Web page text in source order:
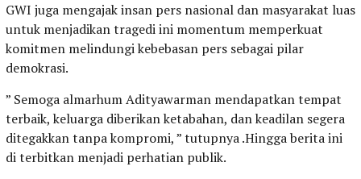
GWI juga mengajak insan pers nasional dan masyarakat luas
untuk menjadikan tragedi ini momentum memperkuat
komitmen melindungi kebebasan pers sebagai pilar
demokrasi.
” Semoga almarhum Adityawarman mendapatkan tempat
terbaik, keluarga diberikan ketabahan, dan keadilan segera
ditegakkan tanpa kompromi, ” tutupnya .Hingga berita ini
di terbitkan menjadi perhatian publik.